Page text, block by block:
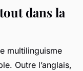
dans la
multilinguisme
Outre l’anglais,